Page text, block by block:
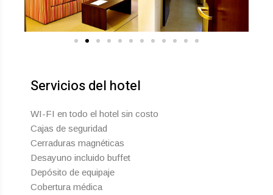
Servicios del hotel
WI-FI en todo el hotel sin costo
Cajas de seguridad
Cerraduras magnéticas
Desayuno incluido buffet
Depósito de equipaje
Cobertura médica